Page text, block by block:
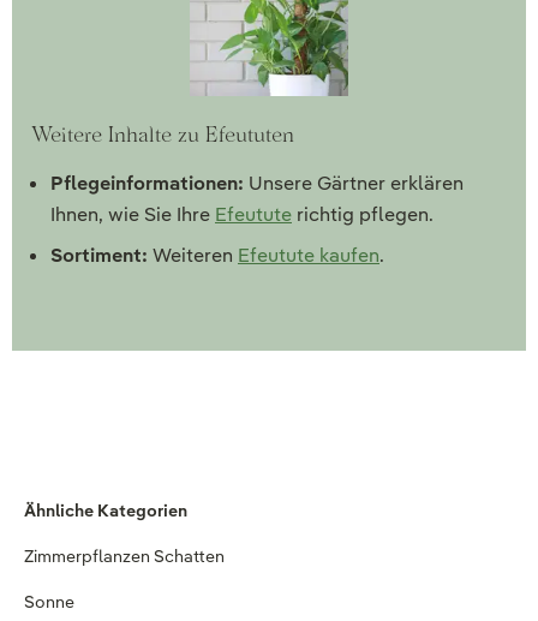
Weitere Inhalte zu Efeututen
Pflegeinformationen: Unsere Gärtner erklären
Ihnen, wie Sie Ihre Efeutute richtig pflegen.
Sortiment: Weiteren Efeutute kaufen.
Ähnliche Kategorien
Zimmerpflanzen Schatten
Sonne